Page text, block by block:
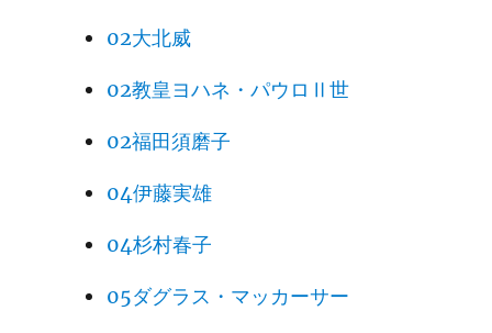
02大北威
02教皇ヨハネ・パウロⅡ世
02福田須磨子
04伊藤実雄
04杉村春子
05ダグラス・マッカーサー